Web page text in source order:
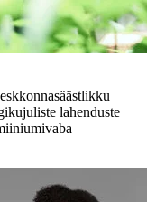
lahenduste